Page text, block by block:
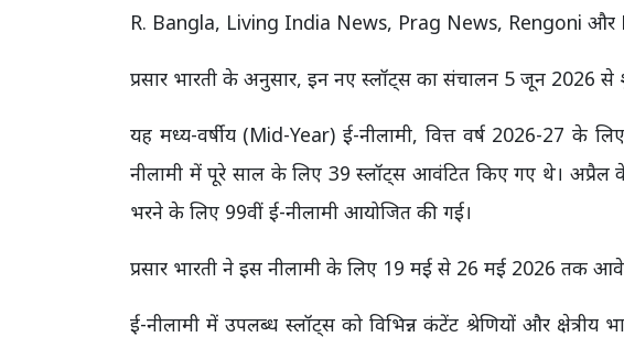
R. Bangla, Living India News, Prag News, Rengoni और
प्रसार भारती के अनुसार, इन नए स्लॉट्स का संचालन 5 जून 2026
यह मध्य-वर्षीय (Mid-Year) ई-नीलामी, वित्त वर्ष 2026-27 के
नीलामी में पूरे साल के लिए 39 स्लॉट्स आवंटित किए गए थे। अप्रैल
भरने के लिए 99वीं ई-नीलामी आयोजित की गई।
प्रसार भारती ने इस नीलामी के लिए 19 मई से 26 मई 2026 तक
ई-नीलामी में उपलब्ध स्लॉट्स को विभिन्न कंटेंट श्रेणियों और क्षेत्रीय